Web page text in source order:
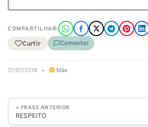
COMPARTILHAR:
Curtir Comentar
31/07/2018 • Mãe
« FRASE ANTERIOR
RESPEITO